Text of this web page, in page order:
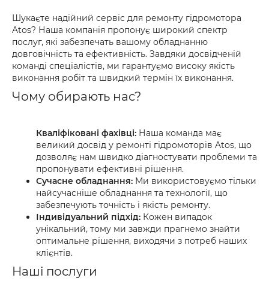
Шукаєте надійний сервіс для ремонту гідромотора
Atos? Наша компанія пропонує широкий спектр
послуг, які забезпечать вашому обладнанню
довговічність та ефективність. Завдяки досвідченій
команді спеціалістів, ми гарантуємо високу якість
виконання робіт та швидкий термін їх виконання.
Чому обирають нас?
Кваліфіковані фахівці: Наша команда має
великий досвід у ремонті гідромоторів Atos, що
дозволяє нам швидко діагностувати проблеми та
пропонувати ефективні рішення.
Сучасне обладнання: Ми використовуємо тільки
найсучасніше обладнання та технології, що
забезпечують точність і якість ремонту.
Індивідуальний підхід: Кожен випадок
унікальний, тому ми завжди прагнемо знайти
оптимальне рішення, виходячи з потреб наших
клієнтів.
Наші послуги